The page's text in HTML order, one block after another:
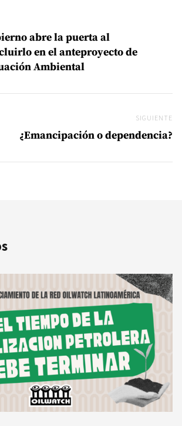
abre la puerta al
en el anteproyecto de
Ambiental
SIGUIENTE
¿Emancipación o dependencia?